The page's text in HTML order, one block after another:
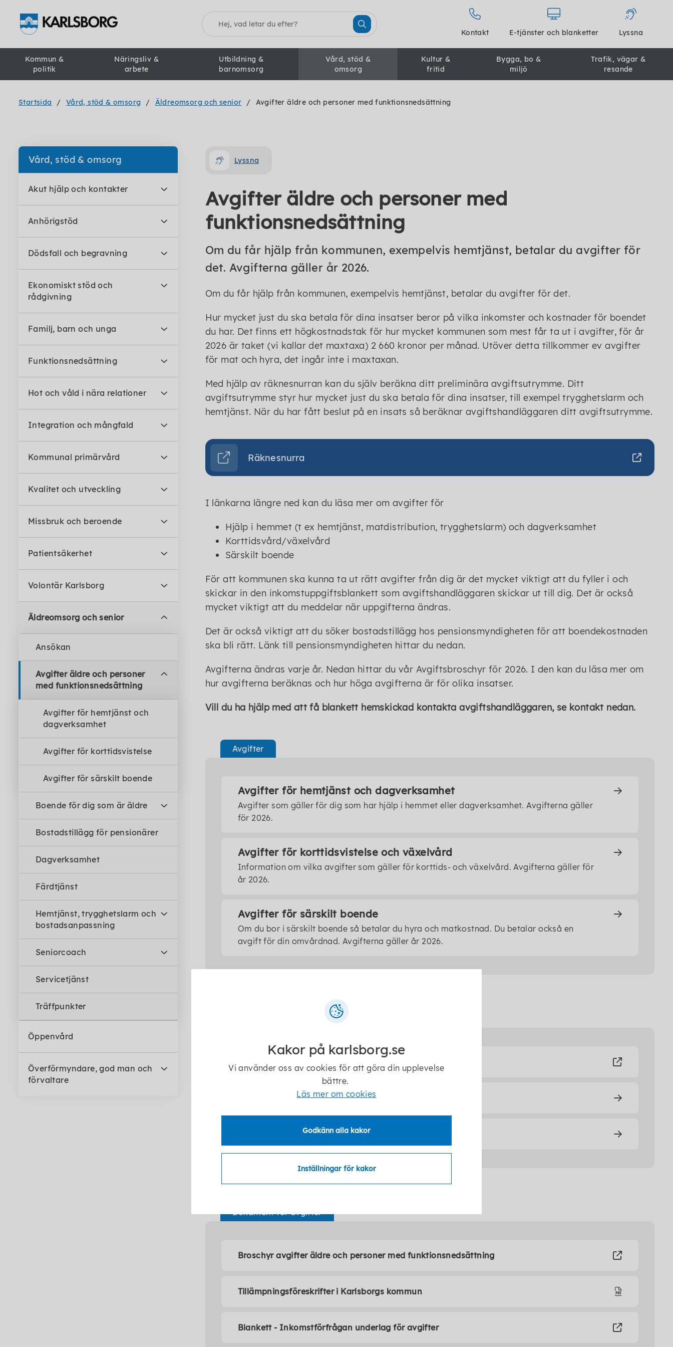
Sök
Kontakt E-tjänster och blanketter Lyssna
Kommun &
politik
Näringsliv &
arbete
Utbildning &
barnomsorg
Vård, stöd &
omsorg
Kultur &
fritid
Bygga, bo &
miljö
Trafik, vägar &
resande
Startsida Vård, stöd & omsorg Äldreomsorg och senior Avgifter äldre och personer med funktionsnedsättning
Vård, stöd & omsorg
Akut hjälp och kontakter
Anhörigstöd
Dödsfall och begravning
Ekonomiskt stöd och
rådgivning
Familj, barn och unga
Funktionsnedsättning
Hot och våld i nära relationer
Integration och mångfald
Kommunal primärvård
Kvalitet och utveckling
Missbruk och beroende
Patientsäkerhet
Volontär Karlsborg
Äldreomsorg och senior
Ansökan
Avgifter äldre och personer
med funktionsnedsättning
Avgifter för hemtjänst och
dagverksamhet
Avgifter för korttidsvistelse
Avgifter för särskilt boende
Boende för dig som är äldre
Bostadstillägg för pensionärer
Dagverksamhet
Färdtjänst
Hemtjänst, trygghetslarm och
bostadsanpassning
Seniorcoach
Servicetjänst
Träffpunkter
Öppenvård
Överförmyndare, god man och
förvaltare
Lyssna
Avgifter äldre och personer med
funktionsnedsättning
Om du får hjälp från kommunen, exempelvis hemtjänst, betalar du avgifter för
det. Avgifterna gäller år 2026.
Om du får hjälp från kommunen, exempelvis hemtjänst, betalar du avgifter för det.
Hur mycket just du ska betala för dina insatser beror på vilka inkomster och kostnader för boendet
du har. Det finns ett högkostnadstak för hur mycket kommunen som mest får ta ut i avgifter, för år
2026 är taket (vi kallar det maxtaxa) 2 660 kronor per månad. Utöver detta tillkommer ev avgifter
för mat och hyra, det ingår inte i maxtaxan.
Med hjälp av räknesnurran kan du själv beräkna ditt preliminära avgiftsutrymme. Ditt
avgiftsutrymme styr hur mycket just du ska betala för dina insatser, till exempel trygghetslarm och
hemtjänst. När du har fått beslut på en insats så beräknar avgiftshandläggaren ditt avgiftsutrymme.
Räknesnurra
I länkarna längre ned kan du läsa mer om avgifter för
Hjälp i hemmet (t ex hemtjänst, matdistribution, trygghetslarm) och dagverksamhet
Korttidsvård/växelvård
Särskilt boende
För att kommunen ska kunna ta ut rätt avgifter från dig är det mycket viktigt att du fyller i och
skickar in den inkomstuppgiftsblankett som avgiftshandläggaren skickar ut till dig. Det är också
mycket viktigt att du meddelar när uppgifterna ändras.
Det är också viktigt att du söker bostadstillägg hos pensionsmyndigheten för att boendekostnaden
ska bli rätt. Länk till pensionsmyndigheten hittar du nedan.
Avgifterna ändras varje år. Nedan hittar du vår Avgiftsbroschyr för 2026. I den kan du läsa mer om
hur avgifterna beräknas och hur höga avgifterna är för olika insatser.
Vill du ha hjälp med att få blankett hemskickad kontakta avgiftshandläggaren, se kontakt nedan.
Avgifter
Avgifter för hemtjänst och dagverksamhet
Avgifter som gäller för dig som har hjälp i hemmet eller dagverksamhet. Avgifterna gäller
för 2026.
Avgifter för korttidsvistelse och växelvård
Information om vilka avgifter som gäller för korttids- och växelvård. Avgifterna gäller för
år 2026.
Avgifter för särskilt boende
Om du bor i särskilt boende så betalar du hyra och matkostnad. Du betalar också en
avgift för din omvårdnad. Avgifterna gäller år 2026.
Pensionsmyndigheten
Dokument för avgifter
Broschyr avgifter äldre och personer med funktionsnedsättning
Tillämpningsföreskrifter i Karlsborgs kommun
Blankett - Inkomstförfrågan underlag för avgifter
Kakor på karlsborg.se
Vi använder oss av cookies för att göra din upplevelse
bättre.
Läs mer om cookies
Godkänn alla kakor
Inställningar för kakor